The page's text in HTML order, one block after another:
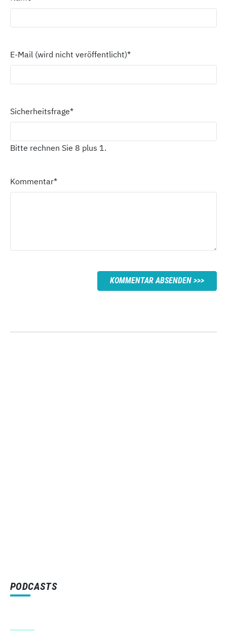
E-Mail (wird nicht veröffentlicht)*
Sicherheitsfrage*
Bitte rechnen Sie 8 plus 1.
Kommentar*
KOMMENTAR ABSENDEN
PODCASTS